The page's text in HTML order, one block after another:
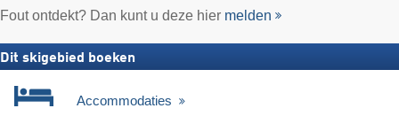
Fout ontdekt? Dan kunt u deze hier melden
Dit skigebied boeken
Accommodaties